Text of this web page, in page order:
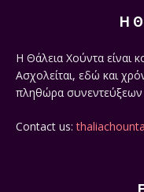
Η
Η Θάλεια Χούντα είναι
Ασχολείται, εδώ και
πληθώρα συνεντεύξεων
Contact us: